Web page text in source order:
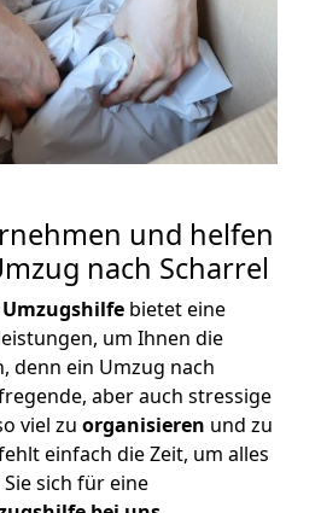
und helfen
nach Scharrel
Umzugshilfe bietet eine
um Ihnen die
denn ein Umzug nach
aber auch stressige
viel zu organisieren und zu
einfach die Zeit, um alles
sich für eine